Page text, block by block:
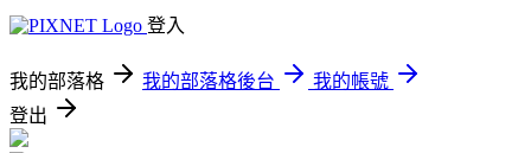
登入
我的部落格 我的部落格後台
我的帳號
登出